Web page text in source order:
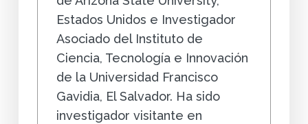
Estados Unidos e Investigador
Asociado del Instituto de
Ciencia, Tecnología e Innovación
de la Universidad Francisco
Gavidia, El Salvador. Ha sido
investigador visitante en